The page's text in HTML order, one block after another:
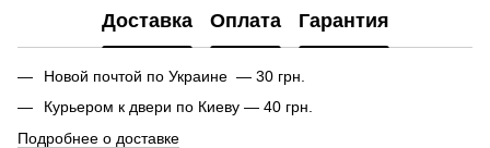
Доставка Оплата Гарантия
Новой почтой по Украине — 30 грн.
Курьером к двери по Киеву — 40 грн.
Подробнее о доставке